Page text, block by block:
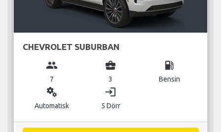
CHEVROLET SUBURBAN
group
7
business_center
3
local_gas_station
Bensin
miscellaneous_services
Automatisk
login
5 Dörr